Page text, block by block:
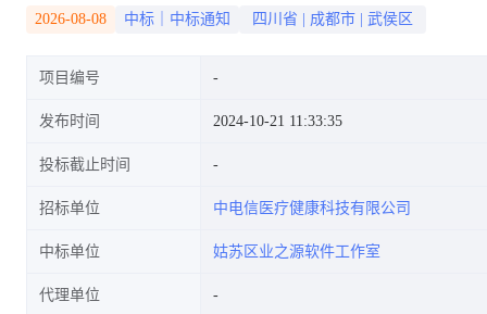
2026-08-08 中标｜中标通知 四川省 成都市 武侯区
项目编号
发布时间 2024-10-21 11:33:35
投标截止时间
招标单位 中电信医疗健康科技有限公司
中标单位 姑苏区业之源软件工作室
代理单位